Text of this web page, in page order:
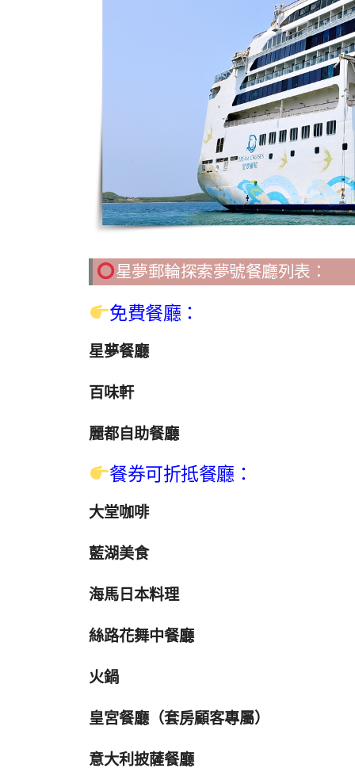
星夢郵輪探索夢號餐廳列表：
免費餐廳：
星夢餐廳
百味軒
麗都自助餐廳
餐券可折抵餐廳：
大堂咖啡
藍湖美食
海馬日本料理
絲路花舞中餐廳
火鍋
皇宮餐廳（套房顧客專屬）
意大利披薩餐廳